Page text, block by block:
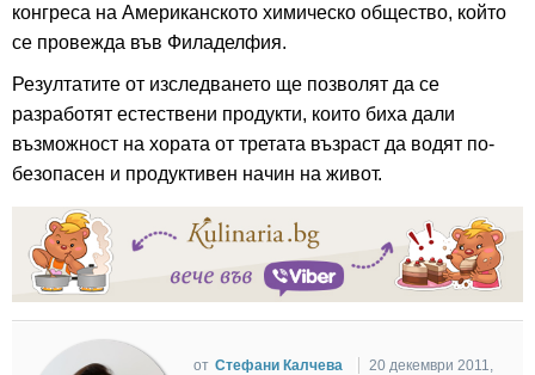
конгреса на Американското химическо общество, който
се провежда във Филаделфия.
Резултатите от изследването ще позволят да се
разработят естествени продукти, които биха дали
възможност на хората от третата възраст да водят по-
безопасен и продуктивен начин на живот.
от Стефани Калчева
20 декември 2011,